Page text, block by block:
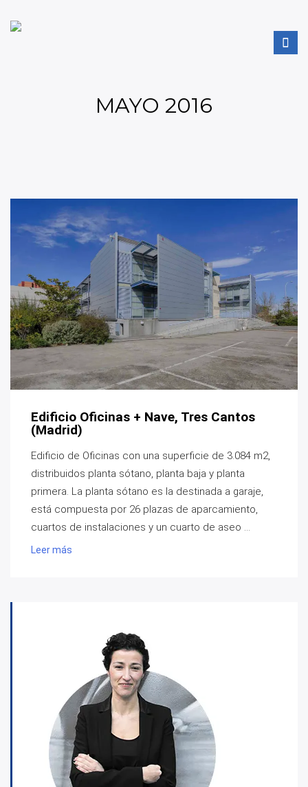
MAYO 2016
Edificio Oficinas + Nave, Tres Cantos
(Madrid)
Edificio de Oficinas con una superficie de 3.084 m2,
distribuidos planta sótano, planta baja y planta
primera. La planta sótano es la destinada a garaje,
está compuesta por 26 plazas de aparcamiento,
cuartos de instalaciones y un cuarto de aseo ...
Leer más